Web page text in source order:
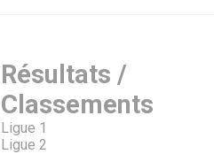
Résultats /
Classements
Ligue 1
Ligue 2